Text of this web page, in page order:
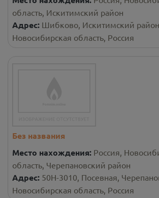
область, Искитимский район
Адрес: Шибково, Искитимский район,
Новосибирская область, Россия
Без названия
Место нахождения: Россия,
область, Черепановский район
Адрес: 50Н-3010, Посевная,
Новосибирская область, Россия